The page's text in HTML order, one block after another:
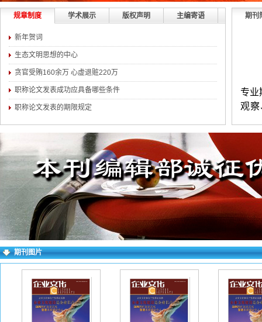
规章制度 学术展示 版权声明 主编寄语
新年贺词
生态文明思想的中心
贪官受贿160余万 心虚退赃220万
职称论文发表成功应具备哪些条件
职称论文发表的期限规定
期刊
专业
观
文收
晰，
（3
附简
话）
多投
要求
期刊图片